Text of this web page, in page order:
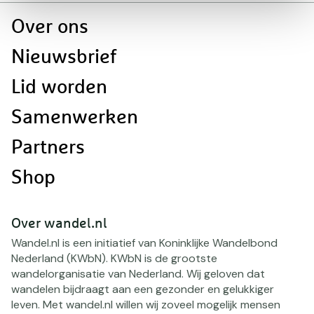
Doormat
Over ons
Nieuwsbrief
Lid worden
Samenwerken
Partners
Shop
Over wandel.nl
Wandel.nl is een initiatief van Koninklijke Wandelbond
Nederland (KWbN). KWbN is de grootste
wandelorganisatie van Nederland. Wij geloven dat
wandelen bijdraagt aan een gezonder en gelukkiger
leven. Met wandel.nl willen wij zoveel mogelijk mensen